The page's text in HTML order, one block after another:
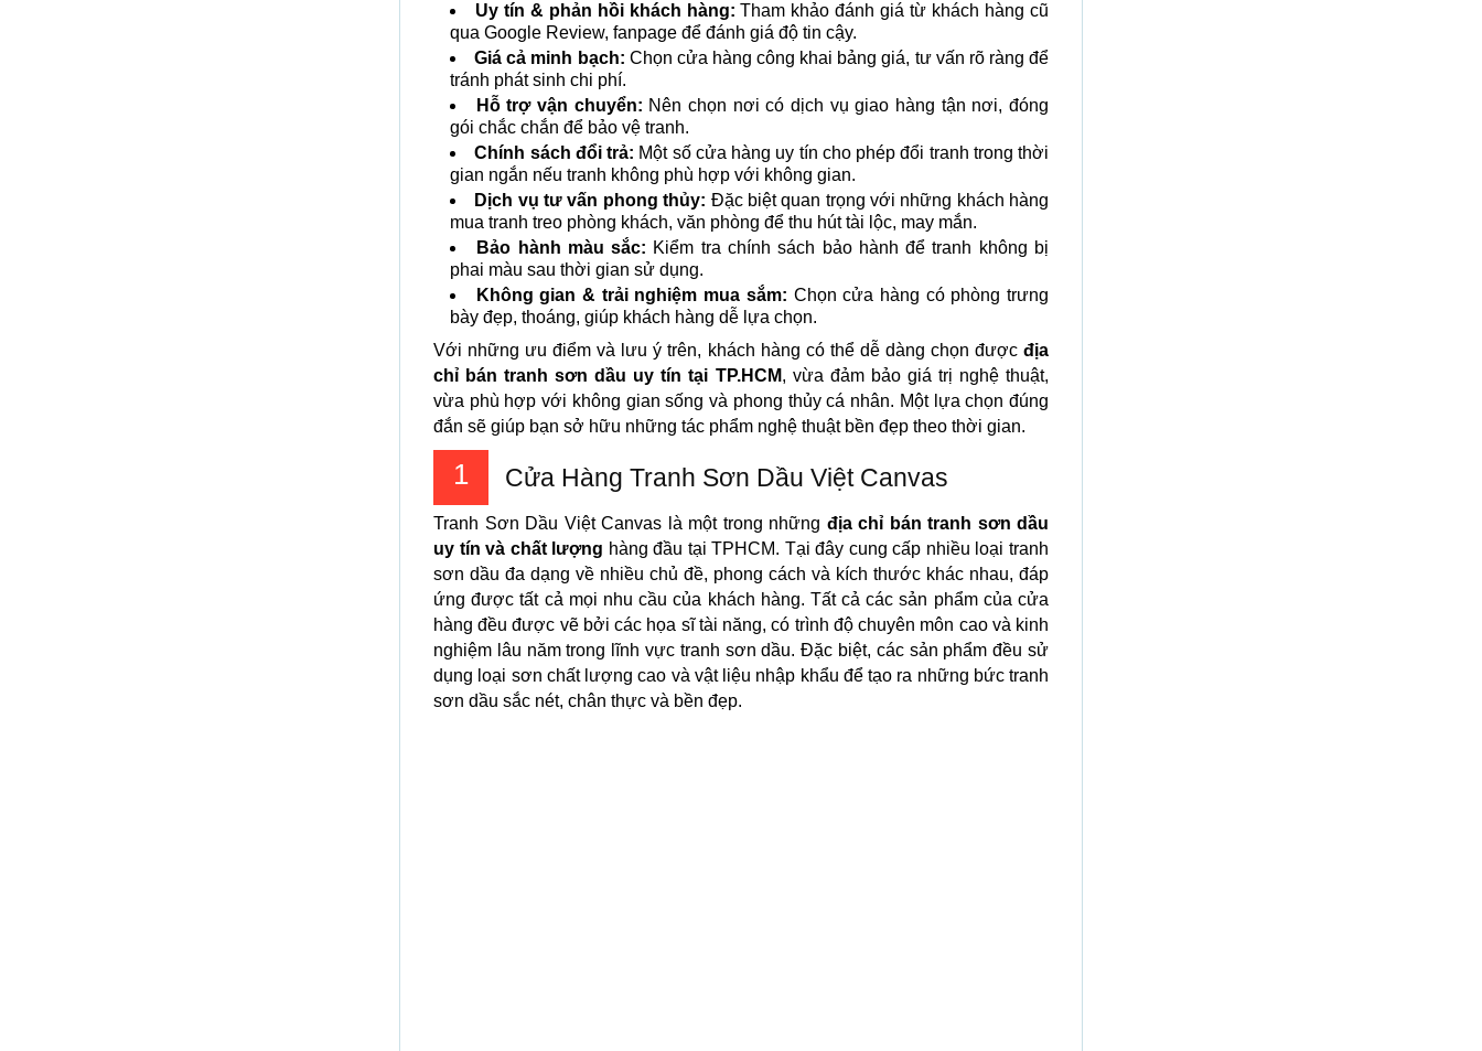
Uy tín & phản hồi khách hàng: Tham khảo đánh giá từ khách hàng cũ
qua Google Review, fanpage để đánh giá độ tin cậy.
Giá cả minh bạch: Chọn cửa hàng công khai bảng giá, tư vấn rõ ràng để
tránh phát sinh chi phí.
Hỗ trợ vận chuyển: Nên chọn nơi có dịch vụ giao hàng tận nơi, đóng
gói chắc chắn để bảo vệ tranh.
Chính sách đổi trả: Một số cửa hàng uy tín cho phép đổi tranh trong thời
gian ngắn nếu tranh không phù hợp với không gian.
Dịch vụ tư vấn phong thủy: Đặc biệt quan trọng với những khách hàng
mua tranh treo phòng khách, văn phòng để thu hút tài lộc, may mắn.
Bảo hành màu sắc: Kiểm tra chính sách bảo hành để tranh không bị
phai màu sau thời gian sử dụng.
Không gian & trải nghiệm mua sắm: Chọn cửa hàng có phòng trưng
bày đẹp, thoáng, giúp khách hàng dễ lựa chọn.
Với những ưu điểm và lưu ý trên, khách hàng có thể dễ dàng chọn được địa
chỉ bán tranh sơn dầu uy tín tại TP.HCM, vừa đảm bảo giá trị nghệ thuật,
vừa phù hợp với không gian sống và phong thủy cá nhân. Một lựa chọn đúng
đắn sẽ giúp bạn sở hữu những tác phẩm nghệ thuật bền đẹp theo thời gian.
1 Cửa Hàng Tranh Sơn Dầu Việt Canvas
Tranh Sơn Dầu Việt Canvas là một trong những địa chỉ bán tranh sơn dầu
uy tín và chất lượng hàng đầu tại TPHCM. Tại đây cung cấp nhiều loại tranh
sơn dầu đa dạng về nhiều chủ đề, phong cách và kích thước khác nhau, đáp
ứng được tất cả mọi nhu cầu của khách hàng. Tất cả các sản phẩm của cửa
hàng đều được vẽ bởi các họa sĩ tài năng, có trình độ chuyên môn cao và kinh
nghiệm lâu năm trong lĩnh vực tranh sơn dầu. Đặc biệt, các sản phẩm đều sử
dụng loại sơn chất lượng cao và vật liệu nhập khẩu để tạo ra những bức tranh
sơn dầu sắc nét, chân thực và bền đẹp.